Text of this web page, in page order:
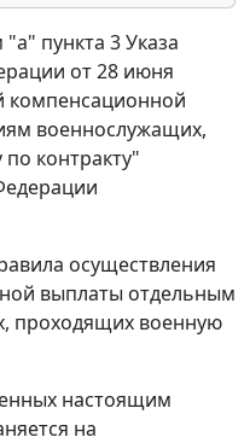
пункта 3 Указа
от 28 июня
компенсационной
военнослужащих,
контракту"
осуществления
выплаты отдельным
проходящих военную
настоящим
на